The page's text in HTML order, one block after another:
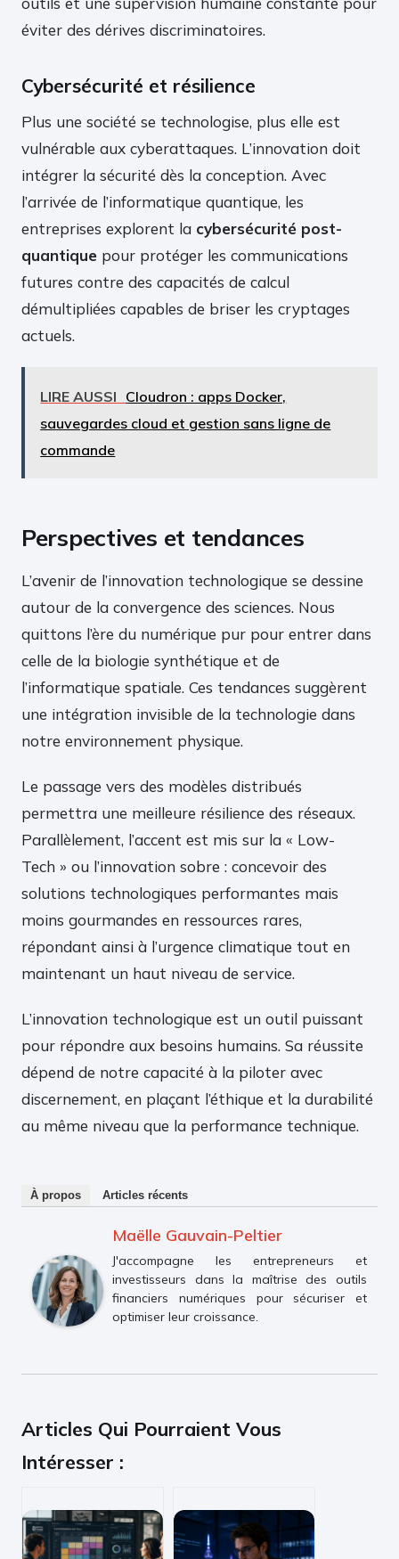
éviter des dérives discriminatoires.
Cybersécurité et résilience
Plus une société se technologise, plus elle est
vulnérable aux cyberattaques. L’innovation doit
intégrer la sécurité dès la conception. Avec
l’arrivée de l’informatique quantique, les
entreprises explorent la cybersécurité post-
quantique pour protéger les communications
futures contre des capacités de calcul
démultipliées capables de briser les cryptages
actuels.
LIRE AUSSI Cloudron : apps Docker,
sauvegardes cloud et gestion sans ligne de
commande
Perspectives et tendances
L’avenir de l’innovation technologique se dessine
autour de la convergence des sciences. Nous
quittons l’ère du numérique pur pour entrer dans
celle de la biologie synthétique et de
l’informatique spatiale. Ces tendances suggèrent
une intégration invisible de la technologie dans
notre environnement physique.
Le passage vers des modèles distribués
permettra une meilleure résilience des réseaux.
Parallèlement, l’accent est mis sur la « Low-
Tech » ou l’innovation sobre : concevoir des
solutions technologiques performantes mais
moins gourmandes en ressources rares,
répondant ainsi à l’urgence climatique tout en
maintenant un haut niveau de service.
L’innovation technologique est un outil puissant
pour répondre aux besoins humains. Sa réussite
dépend de notre capacité à la piloter avec
discernement, en plaçant l’éthique et la durabilité
au même niveau que la performance technique.
À propos Articles récents
Maëlle Gauvain-Peltier
J'accompagne les entrepreneurs et
investisseurs dans la maîtrise des outils
financiers numériques pour sécuriser et
optimiser leur croissance.
Articles Qui Pourraient Vous
Intéresser :